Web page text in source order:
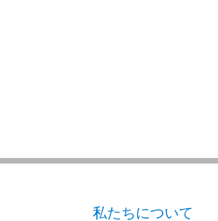
私たちについて